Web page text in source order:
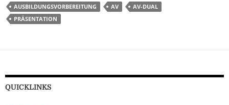
AUSBILDUNGSVORBEREITUNG AV
AV-DUAL
PRÄSENTATION
QUICKLINKS